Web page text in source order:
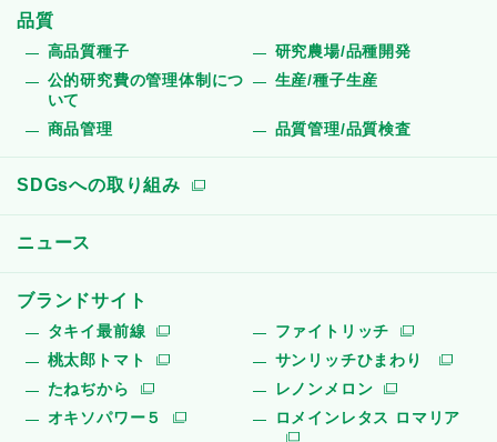
品質
高品質種子
研究農場/品種開発
公的研究費の管理体制につ
いて
生産/種子生産
商品管理 品質管理/品質検査
SDGsへの取り組み
ニュース
ブランドサイト
タキイ最前線
ファイトリッチ
桃太郎トマト
サンリッチひまわり
たねぢから
レノンメロン
オキソパワー５
ロメインレタス ロマリア